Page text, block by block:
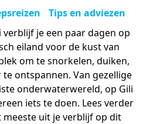
Tips en adviezen
je een paar dagen op
eiland voor de kust van
om te snorkelen, duiken,
ontspannen. Van gezellige
onderwaterwereld, op Gili
iets te doen. Lees verder
uit je verblijf op dit